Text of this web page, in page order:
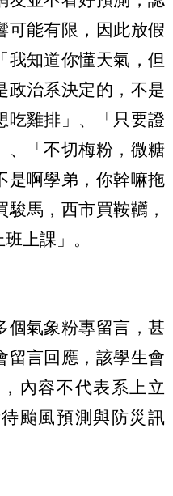
可能有限，因此放假
我知道你懂天氣，但
政治系決定的，不是
吃雞排」、「只要證
、「不切梅粉，微糖
是啊學弟，你幹嘛拖
馬，西市買鞍韉，
上課」。
個氣象粉專留言，甚
留言回應，該學生會
內容不代表系上立
颱風預測與防災訊